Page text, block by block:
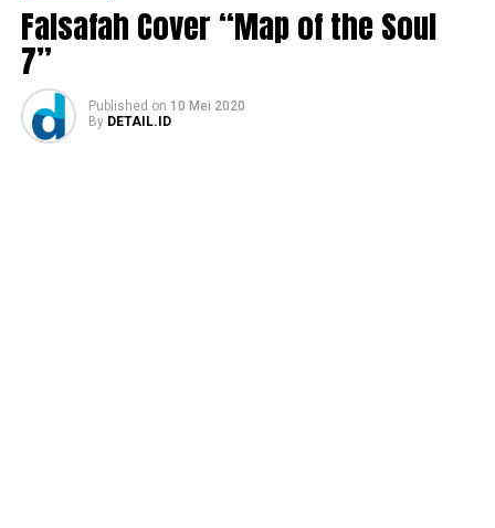
Falsafah Cover “Map of the Soul
7”
Published on 10 Mei 2020
By DETAIL.ID